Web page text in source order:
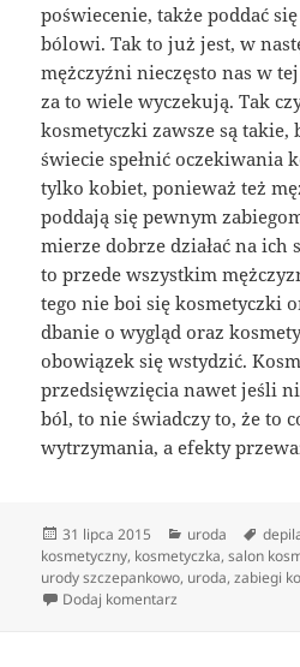
poświecenie, także poddać
bólowi. Tak to już jest, w
mężczyźni nieczęsto nas w
za to wiele wyczekują. Tak
kosmetyczki zawsze są
świecie spełnić oczekiwania
tylko kobiet, ponieważ też
poddają się pewnym
mierze dobrze działać na ich
to przede wszystkim
tego nie boi się kosmetyczki
dbanie o wygląd oraz
obowiązek się wstydzić.
przedsięwzięcia nawet jeśli
ból, to nie świadczy to, że to
wytrzymania, a efekty
Data
publikacji
31 lipca 2015 Kategorie
uroda Tagi
kosmetyczny, kosmetyczka,salon
urody szczepankowo, uroda,zabiegi
Dodaj komentarz